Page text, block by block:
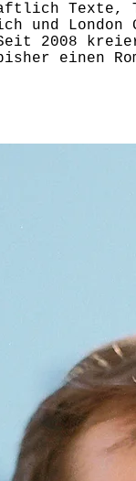
Texte,
und London
2008
einen